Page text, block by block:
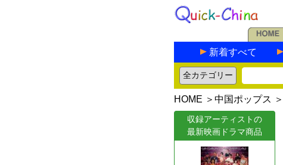
新着すべて
HOME ＞ 中国ポップス ＞
収録アーティストの
最新映画ドラマ商品